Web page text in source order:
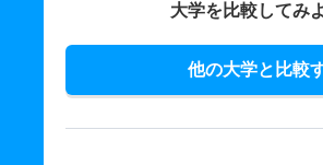
大学を比較してみ
他の大学と比較